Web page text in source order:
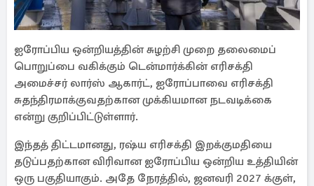
ஐரோப்பிய ஒன்றியத்தின் சுழற்சி முறை தலைமைப்
பொறுப்பை வகிக்கும் டென்மார்க்கின் எரிசக்தி
அமைச்சர் லார்ஸ் ஆகார்ட், ஐரோப்பாவை எரிசக்தி
சுதந்திரமாக்குவதற்கான முக்கியமான நடவடிக்கை
என்று குறிப்பிட்டுள்ளார்.
இந்தத் திட்டமானது, ரஷ்ய எரிசக்தி இறக்குமதியை
தடுப்பதற்கான விரிவான ஐரோப்பிய ஒன்றிய உத்தியின்
ஒரு பகுதியாகும். அதே நேரத்தில், ஜனவரி 2027 க்குள்,